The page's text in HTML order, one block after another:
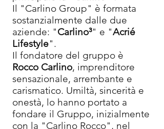
Il "Carlino Group" è formata
sostanzialmente dalle due
aziende: "Carlino³" e "Acrié
Lifestyle".
Il fondatore del gruppo è
Rocco Carlino, imprenditore
sensazionale, arrembante e
carismatico. Umiltà, sincerità e
onestà, lo hanno portato a
fondare il Gruppo, inizialmente
con la "Carlino Rocco", nel